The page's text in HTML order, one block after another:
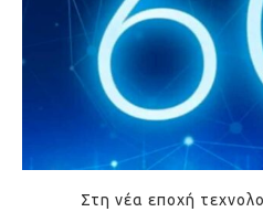
Στη νέα εποχή